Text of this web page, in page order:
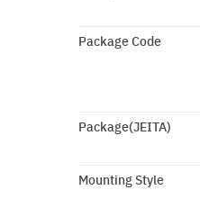
Package Code
Package(JEITA)
Mounting Style